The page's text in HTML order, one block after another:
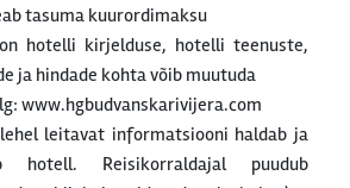
tasuma kuurordimaksu
hotelli kirjelduse, hotelli teenuste,
ja hindade kohta võib muutuda
www.hgbudvanskarivijera.com
leitavat informatsiooni haldab ja
hotell. Reisikorraldajal puudub